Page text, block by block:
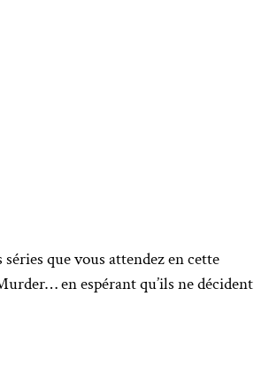
que vous attendez en cette
en espérant qu’ils ne décident